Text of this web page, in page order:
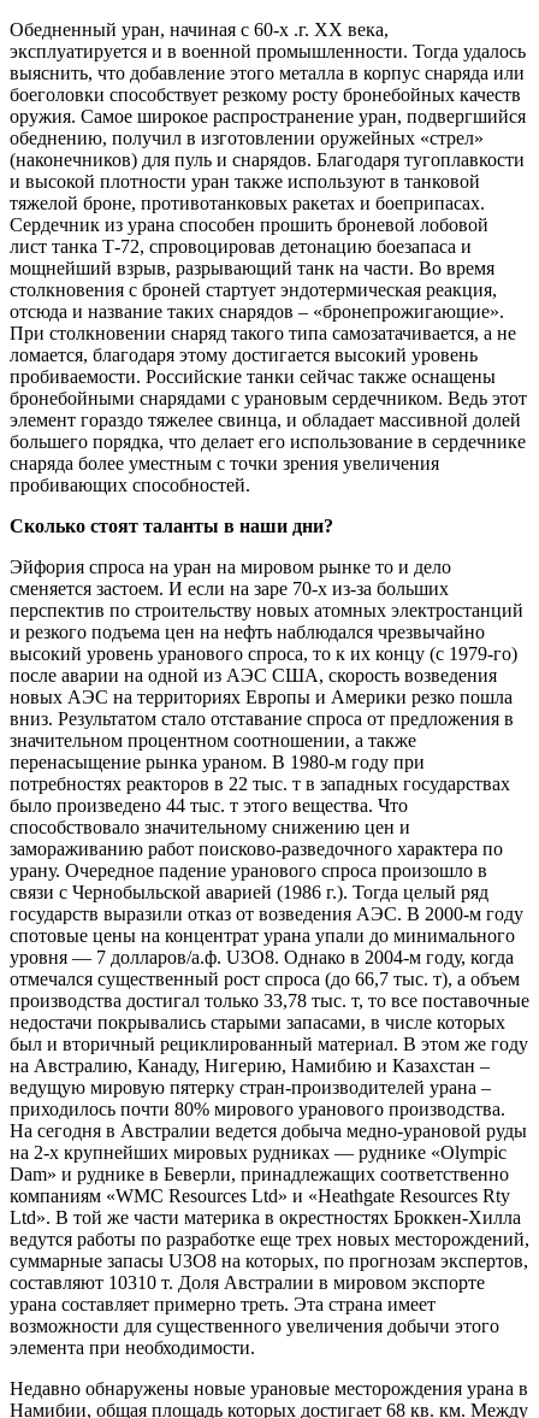
Обедненный уран, начиная с 60-х .г. ХХ века,
эксплуатируется и в военной промышленности. Тогда удалось
выяснить, что добавление этого металла в корпус снаряда или
боеголовки способствует резкому росту бронебойных качеств
оружия. Самое широкое распространение уран, подвергшийся
обеднению, получил в изготовлении оружейных «стрел»
(наконечников) для пуль и снарядов. Благодаря тугоплавкости
и высокой плотности уран также используют в танковой
тяжелой броне, противотанковых ракетах и боеприпасах.
Сердечник из урана способен прошить броневой лобовой
лист танка Т-72, спровоцировав детонацию боезапаса и
мощнейший взрыв, разрывающий танк на части. Во время
столкновения с броней стартует эндотермическая реакция,
отсюда и название таких снарядов – «бронепрожигающие».
При столкновении снаряд такого типа самозатачивается, а не
ломается, благодаря этому достигается высокий уровень
пробиваемости. Российские танки сейчас также оснащены
бронебойными снарядами с урановым сердечником. Ведь этот
элемент гораздо тяжелее свинца, и обладает массивной долей
большего порядка, что делает его использование в сердечнике
снаряда более уместным с точки зрения увеличения
пробивающих способностей.
Сколько стоят таланты в наши дни?
Эйфория спроса на уран на мировом рынке то и дело
сменяется застоем. И если на заре 70-х из-за больших
перспектив по строительству новых атомных электростанций
и резкого подъема цен на нефть наблюдался чрезвычайно
высокий уровень уранового спроса, то к их концу (с 1979-го)
после аварии на одной из АЭС США, скорость возведения
новых АЭС на территориях Европы и Америки резко пошла
вниз. Результатом стало отставание спроса от предложения в
значительном процентном соотношении, а также
перенасыщение рынка ураном. В 1980-м году при
потребностях реакторов в 22 тыс. т в западных государствах
было произведено 44 тыс. т этого вещества. Что
способствовало значительному снижению цен и
замораживанию работ поисково-разведочного характера по
урану. Очередное падение уранового спроса произошло в
связи с Чернобыльской аварией (1986 г.). Тогда целый ряд
государств выразили отказ от возведения АЭС. В 2000-м году
спотовые цены на концентрат урана упали до минимального
уровня — 7 долларов/а.ф. U3O8. Однако в 2004-м году, когда
отмечался существенный рост спроса (до 66,7 тыс. т), а объем
производства достигал только 33,78 тыс. т, то все поставочные
недостачи покрывались старыми запасами, в числе которых
был и вторичный рециклированный материал. В этом же году
на Австралию, Канаду, Нигерию, Намибию и Казахстан –
ведущую мировую пятерку стран-производителей урана –
приходилось почти 80% мирового уранового производства.
На сегодня в Австралии ведется добыча медно-урановой руды
на 2-х крупнейших мировых рудниках — руднике «Olympic
Dam» и руднике в Беверли, принадлежащих соответственно
компаниям «WMC Resources Ltd» и «Heathgate Resources Rty
Ltd». В той же части материка в окрестностях Броккен-Хилла
ведутся работы по разработке еще трех новых месторождений,
суммарные запасы U3O8 на которых, по прогнозам экспертов,
составляют 10310 т. Доля Австралии в мировом экспорте
урана составляет примерно треть. Эта страна имеет
возможности для существенного увеличения добычи этого
элемента при необходимости.
Недавно обнаружены новые урановые месторождения урана в
Намибии, общая площадь которых достигает 68 кв. км. Между